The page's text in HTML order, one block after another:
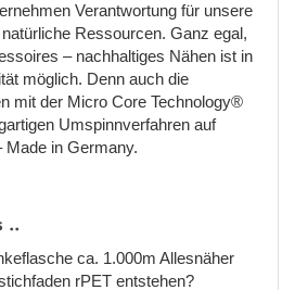
Verantwortung für unsere
Ressourcen. Ganz egal,
– nachhaltiges Nähen ist in
möglich. Denn auch die
mit der Micro Core Technology®
Umspinnverfahren auf
in Germany.
..
ca. 1.000m Allesnäher
rPET entstehen?